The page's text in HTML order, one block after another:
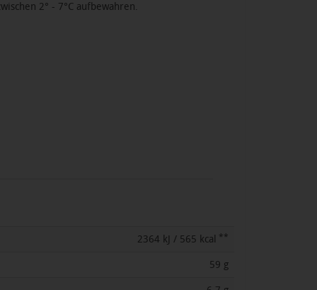
2° - 7°C aufbewahren.
2364 kJ / 565 kcal **
59 g